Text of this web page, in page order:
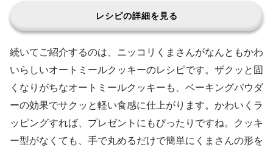
レシピの詳細を見る
続いてご紹介するのは、ニッコリくまさんがなんともかわ
いらしいオートミールクッキーのレシピです。ザクッと固
くなりがちなオートミールクッキーも、ベーキングパウダ
ーの効果でサクッと軽い食感に仕上がります。かわいくラ
ッピングすれば、プレゼントにもぴったりですね。クッキ
ー型がなくても、手で丸めるだけで簡単にくまさんの形を